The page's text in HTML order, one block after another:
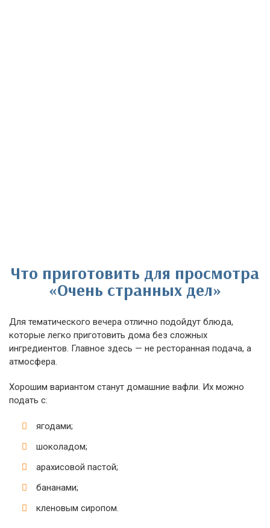
Что приготовить для просмотра
«Очень странных дел»
Для тематического вечера отлично подойдут блюда,
которые легко приготовить дома без сложных
ингредиентов. Главное здесь — не ресторанная подача, а
атмосфера.
Хорошим вариантом станут домашние вафли. Их можно
подать с:
ягодами;
шоколадом;
арахисовой пастой;
бананами;
кленовым сиропом.